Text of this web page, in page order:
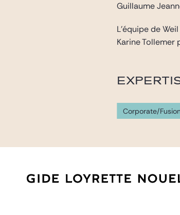
Guillaume
L’équipe de
Karine
Corporate/